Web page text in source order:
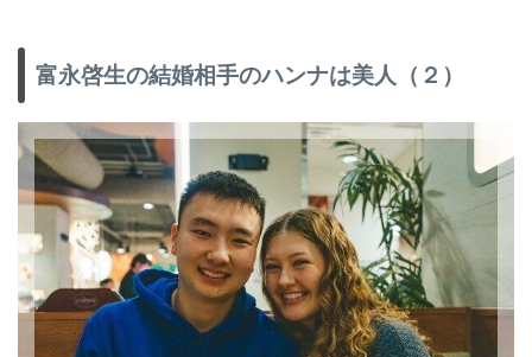
富永啓生の結婚相手のハンナは美人（２）